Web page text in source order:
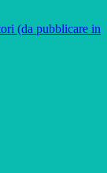
(da pubblicare in